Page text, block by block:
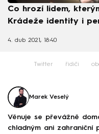
Co hrozí lidem,
Krádeže identity i
4. dub 2021, 18:40
Twitter řidiči
Marek Veselý
Věnuje se převážně
chladným ani zahraniční